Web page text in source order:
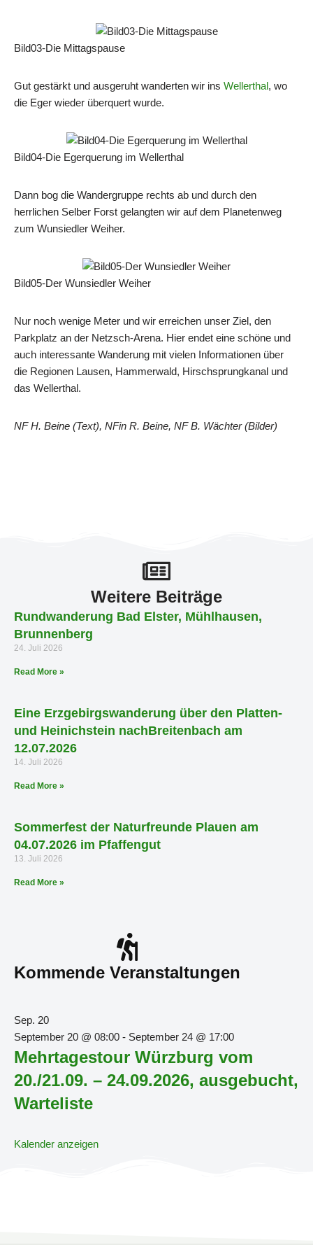
Bild03-Die Mittagspause
Gut gestärkt und ausgeruht wanderten wir ins Wellerthal, wo
die Eger wieder überquert wurde.
Bild04-Die Egerquerung im Wellerthal
Dann bog die Wandergruppe rechts ab und durch den
herrlichen Selber Forst gelangten wir auf dem Planetenweg
zum Wunsiedler Weiher.
Bild05-Der Wunsiedler Weiher
Nur noch wenige Meter und wir erreichen unser Ziel, den
Parkplatz an der Netzsch-Arena. Hier endet eine schöne und
auch interessante Wanderung mit vielen Informationen über
die Regionen Lausen, Hammerwald, Hirschsprungkanal und
das Wellerthal.
NF H. Beine (Text), NFin R. Beine, NF B. Wächter (Bilder)
Weitere Beiträge
Rundwanderung Bad Elster, Mühlhausen,
Brunnenberg
24. Juli 2026
Read More »
Eine Erzgebirgswanderung über den Platten-
und Heinichstein nachBreitenbach am
12.07.2026
14. Juli 2026
Read More »
Sommerfest der Naturfreunde Plauen am
04.07.2026 im Pfaffengut
13. Juli 2026
Read More »
Kommende Veranstaltungen
Sep. 20
September 20 @ 08:00 - September 24 @ 17:00
Mehrtagestour Würzburg vom
20./21.09. – 24.09.2026, ausgebucht,
Warteliste
Kalender anzeigen